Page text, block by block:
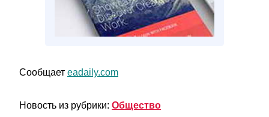
Сообщает eadaily.com
Новость из рубрики: Общество